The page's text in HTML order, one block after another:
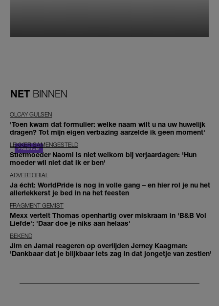
NET BINNEN
OLCAY GULSEN
'Toen kwam dat formulier: welke naam wilt u na uw huwelijk
dragen? Tot mijn eigen verbazing aarzelde ik geen moment'
LEKKER SAMENGESTELD
Stiefmoeder Naomi is niet welkom bij verjaardagen: 'Hun
moeder wil niet dat ik er ben'
ADVERTORIAL
Ja écht: WorldPride is nog in volle gang – en hier rol je nu het
allerlekkerst je bed in na het feesten
FRAGMENT GEMIST
Mexx vertelt Thomas openhartig over miskraam in 'B&B Vol
Liefde': 'Daar doe je niks aan helaas'
BEKEND
Jim en Jamai reageren op overlijden Jerney Kaagman:
'Dankbaar dat je blijkbaar iets zag in dat jongetje van zestien'